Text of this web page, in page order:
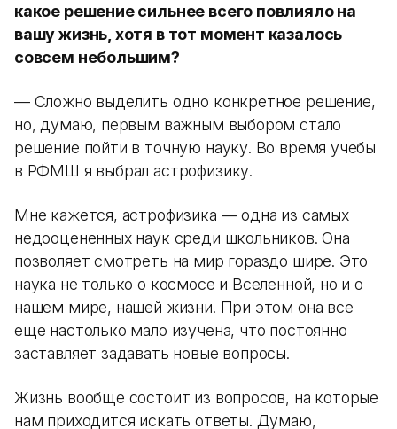
какое решение сильнее всего повлияло на
вашу жизнь, хотя в тот момент казалось
совсем небольшим?
— Сложно выделить одно конкретное решение,
но, думаю, первым важным выбором стало
решение пойти в точную науку. Во время учебы
в РФМШ я выбрал астрофизику.
Мне кажется, астрофизика — одна из самых
недооцененных наук среди школьников. Она
позволяет смотреть на мир гораздо шире. Это
наука не только о космосе и Вселенной, но и о
нашем мире, нашей жизни. При этом она все
еще настолько мало изучена, что постоянно
заставляет задавать новые вопросы.
Жизнь вообще состоит из вопросов, на которые
нам приходится искать ответы. Думаю,